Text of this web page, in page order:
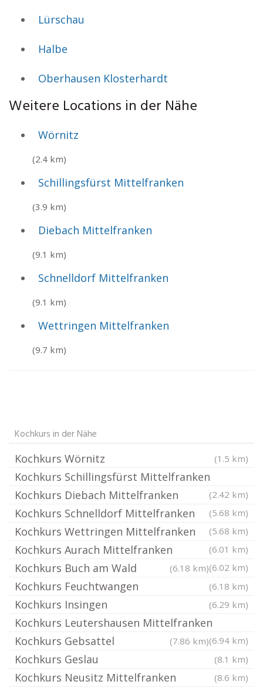
Lürschau
Halbe
Oberhausen Klosterhardt
Weitere Locations in der Nähe
Wörnitz
(2.4 km)
Schillingsfürst Mittelfranken
(3.9 km)
Diebach Mittelfranken
(9.1 km)
Schnelldorf Mittelfranken
(9.1 km)
Wettringen Mittelfranken
(9.7 km)
Kochkurs in der Nähe
Kochkurs Wörnitz (1.5 km)
Kochkurs Schillingsfürst Mittelfranken
(2.42 km)
Kochkurs Diebach Mittelfranken
(5.68 km)
Kochkurs Schnelldorf Mittelfranken
(5.68 km)
Kochkurs Wettringen Mittelfranken
(6.01 km)
Kochkurs Aurach Mittelfranken
(6.02 km)
Kochkurs Buch am Wald (6.18 km)
Kochkurs Feuchtwangen (6.18 km)
Kochkurs Insingen (6.29 km)
Kochkurs Leutershausen Mittelfranken
(6.94 km)
Kochkurs Gebsattel (7.86 km)
Kochkurs Geslau (8.1 km)
Kochkurs Neusitz Mittelfranken (8.6 km)